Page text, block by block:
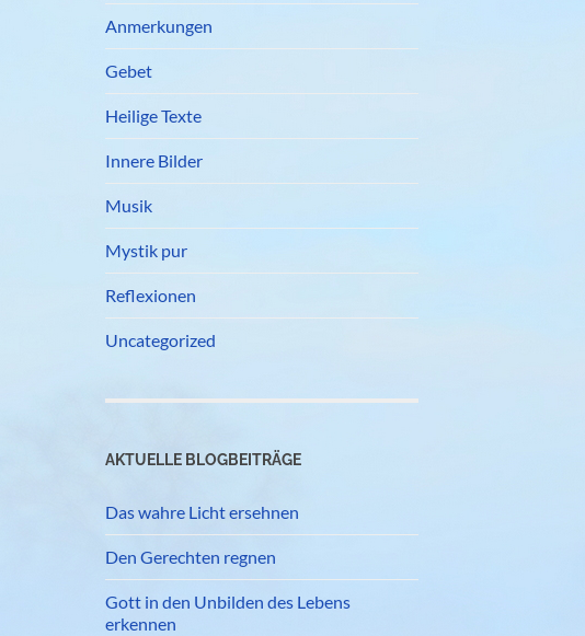
Anmerkungen
Gebet
Heilige Texte
Innere Bilder
Musik
Mystik pur
Reflexionen
Uncategorized
AKTUELLE BLOGBEITRÄGE
Das wahre Licht ersehnen
Den Gerechten regnen
Gott in den Unbilden des Lebens
erkennen